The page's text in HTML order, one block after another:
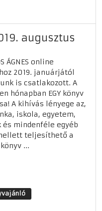
augusztus
ÁGNES online
2019. januárjától
is csatlakozott. A
hónapban EGY könyv
A kihívás lényege az,
iskola, egyetem,
és mindenféle egyéb
teljesíthető a
...